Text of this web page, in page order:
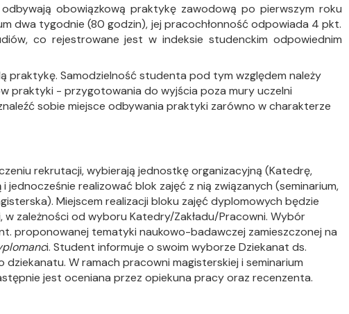
obowiązkową praktykę zawodową po pierwszym roku
dwa tygodnie (80 godzin), jej pracochłonność odpowiada 4 pkt.
co rejestrowane jest w indeksie studenckim odpowiednim
praktykę. Samodzielność studenta pod tym względem należy
praktyki - przygotowania do wyjścia poza mury uczelni
sobie miejsce odbywania praktyki zarówno w charakterze
rekrutacji, wybierają jednostkę organizacyjną (Katedrę,
i jednocześnie realizować blok zajęć z nią związanych (seminarium,
Miejscem realizacji bloku zajęć dyplomowych będzie
w zależności od wyboru Katedry/Zakładu/Pracowni. Wybór
proponowanej tematyki naukowo-badawczej zamieszczonej na
i. Student informuje o swoim wyborze Dziekanat ds.
W ramach pracowni magisterskiej i seminarium
jest oceniana przez opiekuna pracy oraz recenzenta.